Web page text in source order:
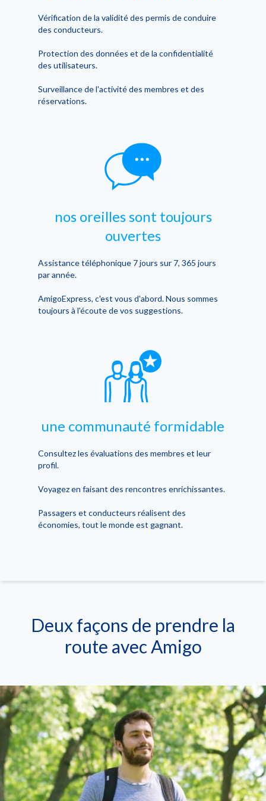
Vérification de la validité des permis de conduire
des conducteurs.
Protection des données et de la confidentialité
des utilisateurs.
Surveillance de l'activité des membres et des
réservations.
nos oreilles sont toujours
ouvertes
Assistance téléphonique 7 jours sur 7, 365 jours
par année.
AmigoExpress, c'est vous d'abord. Nous sommes
toujours à l'écoute de vos suggestions.
une communauté formidable
Consultez les évaluations des membres et leur
profil.
Voyagez en faisant des rencontres enrichissantes.
Passagers et conducteurs réalisent des
économies, tout le monde est gagnant.
Deux façons de prendre la
route avec Amigo